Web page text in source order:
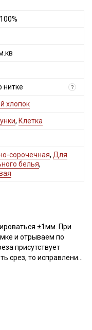
нитке ?
хлопок
, Клетка
сорочечная, Для
белья,
±1мм. При
и отрываем по
присутствует
срез, то исправление
пропаривания нити
±2см. Просим
нельзя срезать,